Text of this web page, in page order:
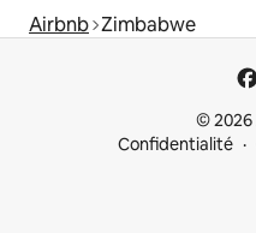
Airbnb Zimbabwe
© 2026
Confidentialité